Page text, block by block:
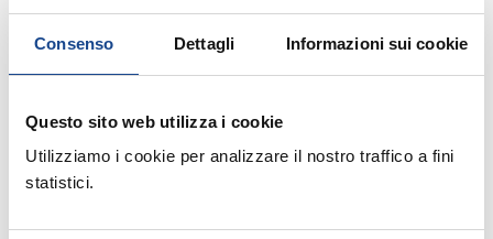
Consenso Dettagli Informazioni sui cookie
Questo sito web utilizza i cookie
Utilizziamo i cookie per analizzare il nostro traffico a fini
statistici.
materia di rimborso spese
Prorogato al 2018 il divieto di autocertificazione